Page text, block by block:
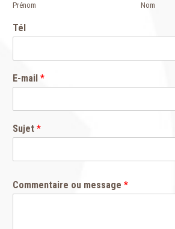
Prénom Nom
Tél
E-mail *
Sujet *
Commentaire ou message *